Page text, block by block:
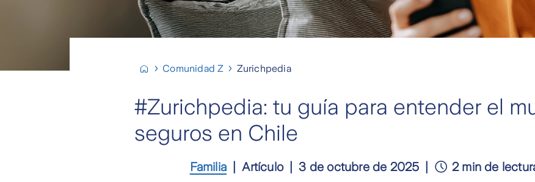
Comunidad Z Zurichpedia
#Zurichpedia: tu guía para entender el
seguros en Chile
Familia Artículo 3 de octubre de 2025
2 min de